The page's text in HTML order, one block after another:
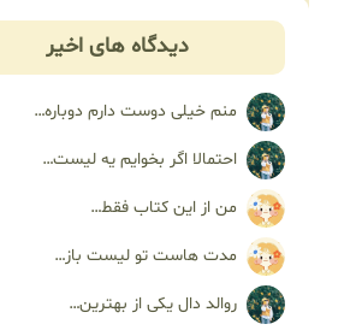
دیدگاه های اخیر
منم خیلی دوست دارم دوباره…
احتمالا اگر بخوایم یه لیست…
من از این کتاب فقط…
مدت هاست تو لیست باز…
روالد دال یکی از بهترین…